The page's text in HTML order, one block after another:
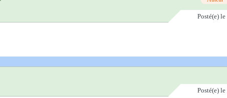
Posté(e) le
Posté(e) le